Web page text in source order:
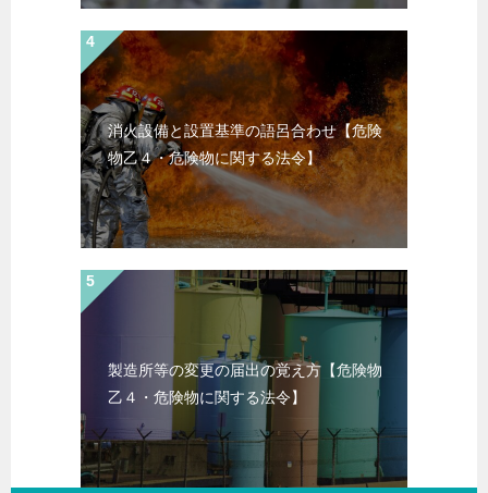
消火設備と設置基準の語呂合わせ【危険
物乙４・危険物に関する法令】
製造所等の変更の届出の覚え方【危険物
乙４・危険物に関する法令】